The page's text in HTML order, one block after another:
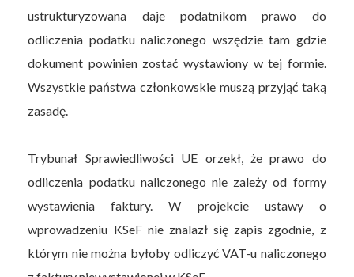
ustrukturyzowana daje podatnikom prawo do
odliczenia podatku naliczonego wszędzie tam gdzie
dokument powinien zostać wystawiony w tej formie.
Wszystkie państwa członkowskie muszą przyjąć taką
zasadę.
Trybunał Sprawiedliwości UE orzekł, że prawo do
odliczenia podatku naliczonego nie zależy od formy
wystawienia faktury. W projekcie ustawy o
wprowadzeniu KSeF nie znalazł się zapis zgodnie, z
którym nie można byłoby odliczyć VAT-u naliczonego